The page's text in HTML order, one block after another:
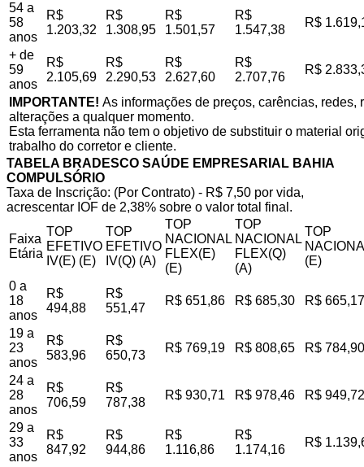
54 a
58
anos
R$
1.203,32
R$
1.308,95
R$
1.501,57
R$
1.547,38
R$
+ de
59
anos
R$
2.105,69
R$
2.290,53
R$
2.627,60
R$
2.707,76
R$
IMPORTANTE! As informações de preços, carências,
alterações a qualquer momento.
Esta ferramenta não tem o objetivo de substituir o material
trabalho do corretor e cliente.
TABELA BRADESCO SAÚDE EMPRESARIAL BAHIA
COMPULSÓRIO
Taxa de Inscrição: (Por Contrato) - R$ 7,50 por vida,
acrescentar IOF de 2,38% sobre o valor total final.
Faixa
Etária
TOP
EFETIVO
IV(E) (E)
TOP
EFETIVO
IV(Q) (A)
TOP
NACIONAL
FLEX(E)
(E)
TOP
NACIONAL
FLEX(Q)
(A)
TOP
(E)
0 a
18
anos
R$
494,88
R$
551,47
R$ 651,86 R$ 685,30 R$ 665,17
19 a
23
anos
R$
583,96
R$
650,73
R$ 769,19 R$ 808,65 R$ 784,90
24 a
28
anos
R$
706,59
R$
787,38
R$ 930,71 R$ 978,46 R$ 949,72
29 a
33
anos
R$
847,92
R$
944,86
R$
1.116,86
R$
1.174,16
R$